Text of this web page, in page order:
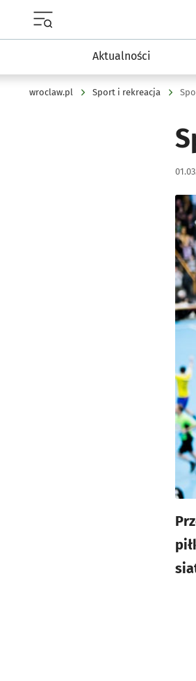
Aktualności
wroclaw.pl Sport i rekreacja